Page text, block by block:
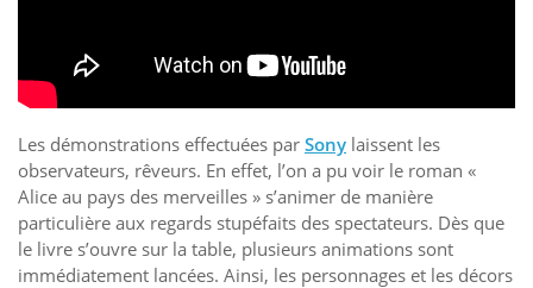
Les démonstrations effectuées par Sony laissent les
observateurs, rêveurs. En effet, l’on a pu voir le roman «
Alice au pays des merveilles » s’animer de manière
particulière aux regards stupéfaits des spectateurs. Dès que
le livre s’ouvre sur la table, plusieurs animations sont
immédiatement lancées. Ainsi, les personnages et les décors